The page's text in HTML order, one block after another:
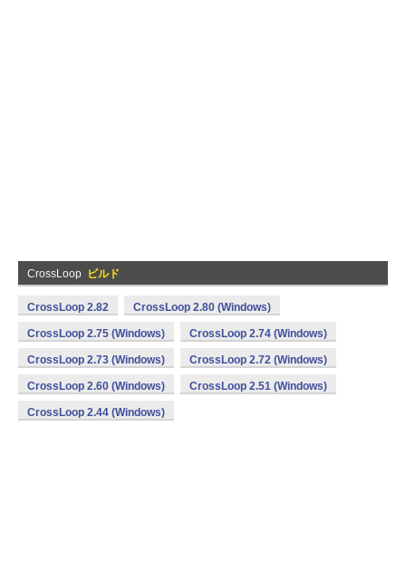
CrossLoop ビルド
CrossLoop 2.82 CrossLoop 2.80 (Windows)
CrossLoop 2.75 (Windows) CrossLoop 2.74 (Windows)
CrossLoop 2.73 (Windows) CrossLoop 2.72 (Windows)
CrossLoop 2.60 (Windows) CrossLoop 2.51 (Windows)
CrossLoop 2.44 (Windows)